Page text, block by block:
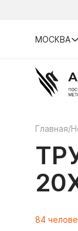
МОСКВА
Главная/
84